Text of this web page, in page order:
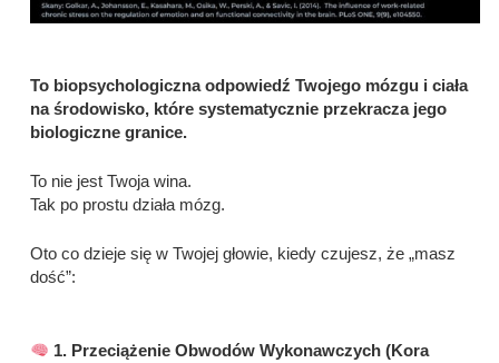
To biopsychologiczna odpowiedź Twojego mózgu i ciała
na środowisko, które systematycznie przekracza jego
biologiczne granice.
To nie jest Twoja wina.
Tak po prostu działa mózg.
Oto co dzieje się w Twojej głowie, kiedy czujesz, że „masz
dość”:
1. Przeciążenie Obwodów Wykonawczych (Kora